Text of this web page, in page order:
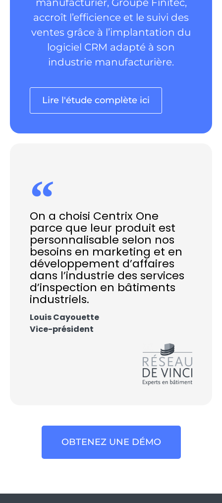
manufacturier, Groupe Finitec,
accroît l’efficience et le suivi des
ventes grâce à l’implantation du
logiciel CRM adapté à son
industrie manufacturière.
Lire l'étude complète ici
On a choisi Centrix One
parce que leur produit est
personnalisable selon nos
besoins en marketing et en
développement d’affaires
dans l’industrie des services
d’inspection en bâtiments
industriels.
Louis Cayouette
Vice-président
OBTENEZ UNE DÉMO